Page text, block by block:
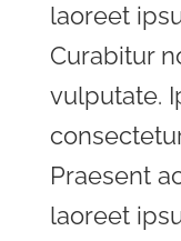
laoreet
Curabitur
vulputate.
Praesent
laoreet